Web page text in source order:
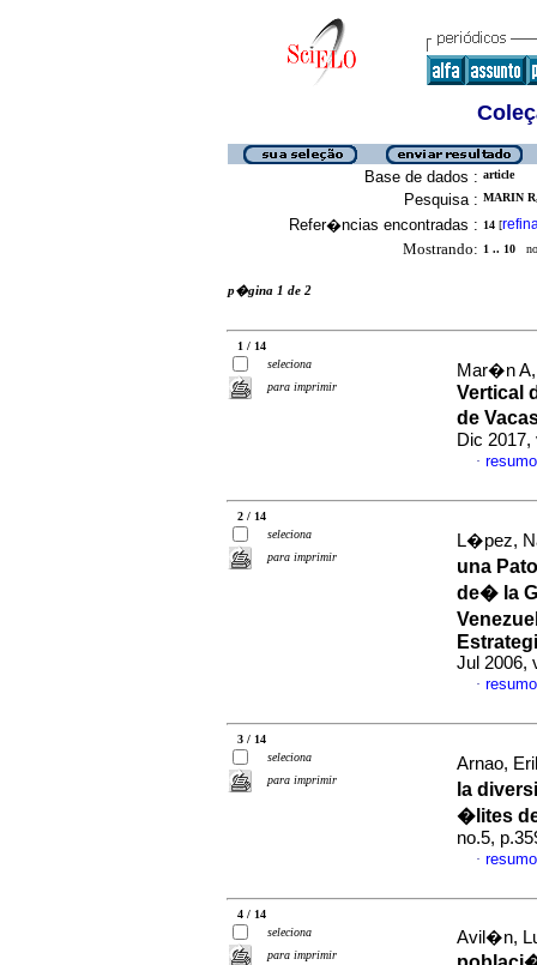
Base de dados : article
Pesquisa : MARIN
Refer�ncias encontradas : 14 [
Mostrando: 1 .. 10
p�gina 1 de 2
1 / 14
seleciona
para imprimir
Mar�n
Vertical
de
Dic 2017,
·
2 / 14
seleciona
para imprimir
L�pez,
una
de� la
Jul 2006,
·
3 / 14
seleciona
para imprimir
Arnao,
la
�lites
no.5,
·
4 / 14
seleciona
para imprimir
Avil�n,